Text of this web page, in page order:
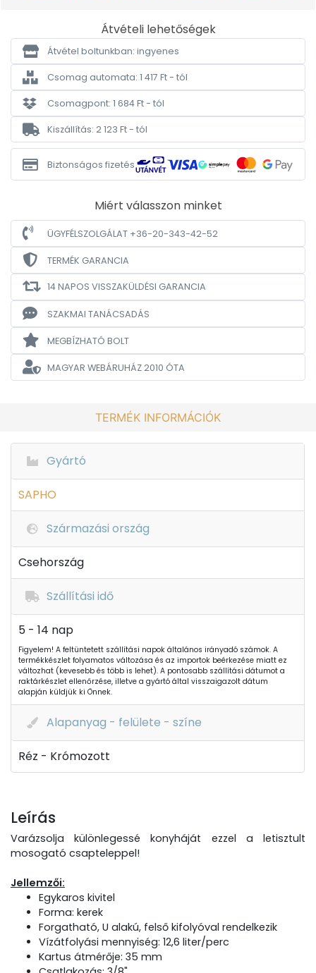
Átvételi lehetőségek
Átvétel boltunkban: ingyenes
Csomag automata: 1 417 Ft - tól
Csomagpont: 1 684 Ft - tól
Kiszállítás: 2 123 Ft - tól
Biztonságos fizetés
Miért válasszon minket
ÜGYFÉLSZOLGÁLAT +36-20-343-42-52
TERMÉK GARANCIA
14 NAPOS VISSZAKÜLDÉSI GARANCIA
SZAKMAI TANÁCSADÁS
MEGBÍZHATÓ BOLT
MAGYAR WEBÁRUHÁZ2010 ÓTA
TERMÉK INFORMÁCIÓK
Gyártó
SAPHO
Származási ország
Csehország
Szállítási idő
5 - 14 nap
Figyelem! A feltüntetett szállítási napok általános irányadó számok. A
termékkészlet folyamatos változása és az importok beérkezése miatt ez
változhat (kevesebb és több is lehet). A pontosabb szállítási dátumot a
raktárkészlet ellenőrzése, illetve a gyártó által visszaigazolt dátum
alapján küldjük ki Önnek.
Alapanyag - felülete - színe
Réz - Krómozott
Leírás
Varázsolja különlegessé konyháját ezzel a letisztult
mosogató csapteleppel!
Jellemzői:
Egykaros kivitel
Forma: kerek
Forgatható, U alakú, felső kifolyóval rendelkezik
Vízátfolyási mennyiség: 12,6 liter/perc
Kartus átmérője: 35 mm